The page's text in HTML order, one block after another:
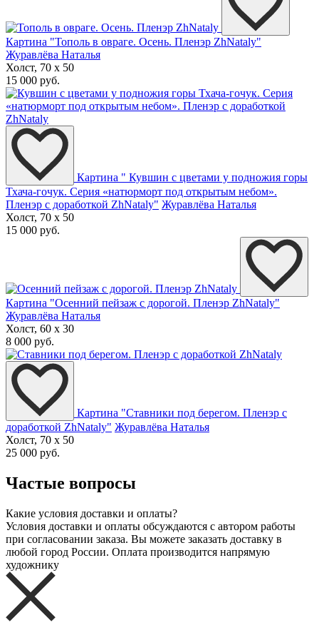
Картина "Тополь в овраге. Осень. Пленэр ZhNataly"
Журавлёва Наталья
Холст, 70 x 50
15 000 руб.
Картина " Кувшин с цветами у подножия горы
Тхача-гочук. Серия «натюрморт под открытым небом».
Пленэр с доработкой ZhNataly" Журавлёва Наталья
Холст, 70 x 50
15 000 руб.
Картина "Осенний пейзаж с дорогой. Пленэр ZhNataly"
Журавлёва Наталья
Холст, 60 x 30
8 000 руб.
Картина "Ставники под берегом. Пленэр с
доработкой ZhNataly" Журавлёва Наталья
Холст, 70 x 50
25 000 руб.
Частые вопросы
Какие условия доставки и оплаты?
Условия доставки и оплаты обсуждаются с автором работы
при согласовании заказа. Вы можете заказать доставку в
любой город России. Оплата производится напрямую
художнику